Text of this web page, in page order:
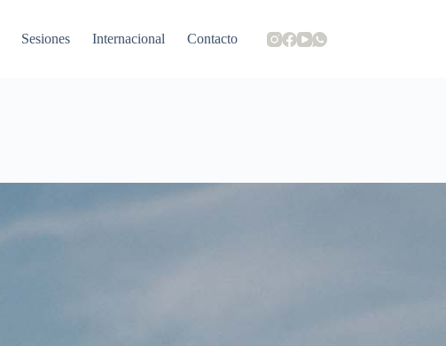
Sesiones Internacional Contacto